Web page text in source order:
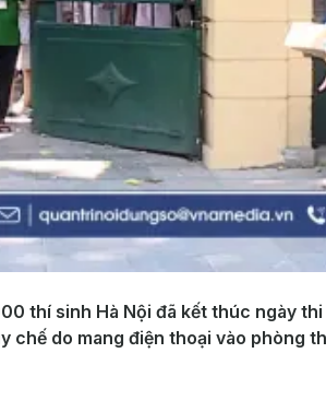
thí sinh Hà Nội đã kết thúc ngày
chế do mang điện thoại vào phòng